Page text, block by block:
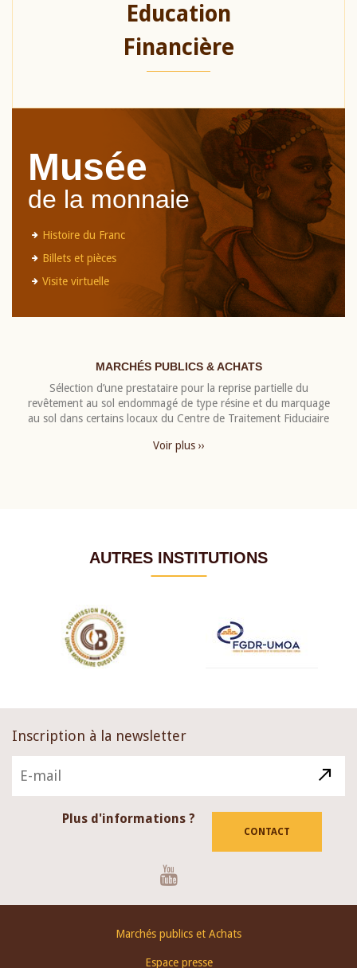
Education
Financière
Musée
de la monnaie
Histoire du Franc
Billets et pièces
Visite virtuelle
MARCHÉS PUBLICS & ACHATS
Sélection d’une prestataire pour la reprise partielle du
revêtement au sol endommagé de type résine et du marquage
au sol dans certains locaux du Centre de Traitement Fiduciaire
Voir plus ››
AUTRES INSTITUTIONS
Inscription à la newsletter
Plus d'informations ?
CONTACT
Marchés publics et Achats
Espace presse